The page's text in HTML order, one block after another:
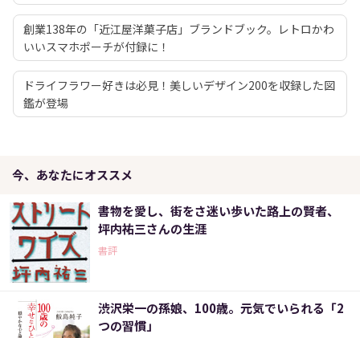
創業138年の「近江屋洋菓子店」ブランドブック。レトロかわ
いいスマホポーチが付録に！
ドライフラワー好きは必見！美しいデザイン200を収録した図
鑑が登場
今、あなたにオススメ
書物を愛し、街をさ迷い歩いた路上の賢者、
坪内祐三さんの生涯
書評
渋沢栄一の孫娘、100歳。元気でいられる「2
つの習慣」